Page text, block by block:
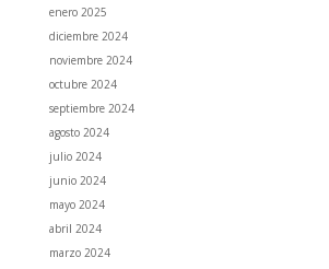
enero 2025
diciembre 2024
noviembre 2024
octubre 2024
septiembre 2024
agosto 2024
julio 2024
junio 2024
mayo 2024
abril 2024
marzo 2024